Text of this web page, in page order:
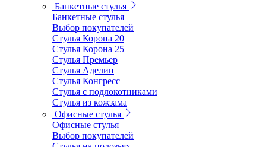
Банкетные стулья
Банкетные стулья
Выбор покупателей
Стулья Корона 20
Стулья Корона 25
Стулья Премьер
Стулья Аделин
Стулья Конгресс
Стулья с подлокотниками
Стулья из кожзама
Офисные стулья
Офисные стулья
Выбор покупателей